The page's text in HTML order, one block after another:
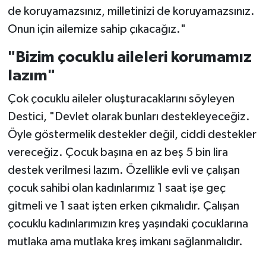
de koruyamazsınız, milletinizi de koruyamazsınız.
Onun için ailemize sahip çıkacağız."
"Bizim çocuklu aileleri korumamız
lazım"
Çok çocuklu aileler oluşturacaklarını söyleyen
Destici, "Devlet olarak bunları destekleyeceğiz.
Öyle göstermelik destekler değil, ciddi destekler
vereceğiz. Çocuk başına en az beş 5 bin lira
destek verilmesi lazım. Özellikle evli ve çalışan
çocuk sahibi olan kadınlarımız 1 saat işe geç
gitmeli ve 1 saat işten erken çıkmalıdır. Çalışan
çocuklu kadınlarımızın kreş yaşındaki çocuklarına
mutlaka ama mutlaka kreş imkanı sağlanmalıdır.